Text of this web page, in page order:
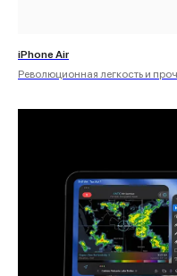
iPhone Air
Революционная легкость и